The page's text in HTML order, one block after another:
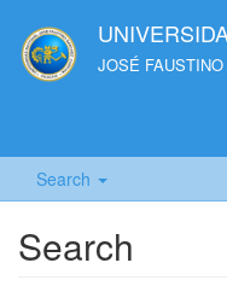
JOSÉ
Search
Search